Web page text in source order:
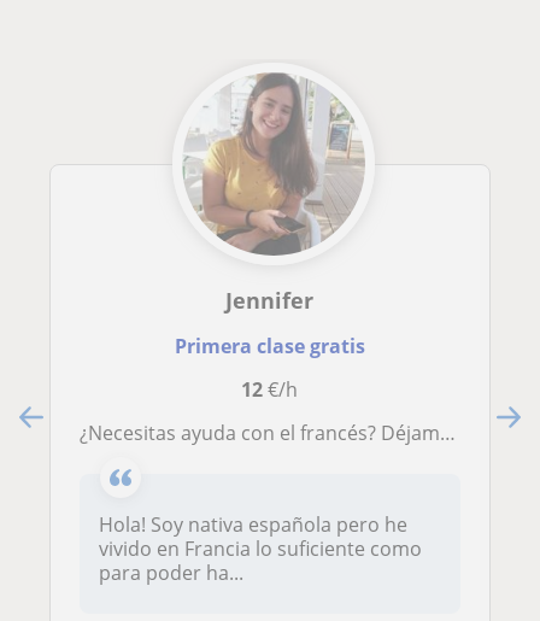
Jennifer
Primera clase gratis
12€/h
¿Necesitas ayuda con el francés? Déjame ayudarte!
Hola! Soy nativa española pero he
vivido en Francia lo suficiente como
para poder ha...